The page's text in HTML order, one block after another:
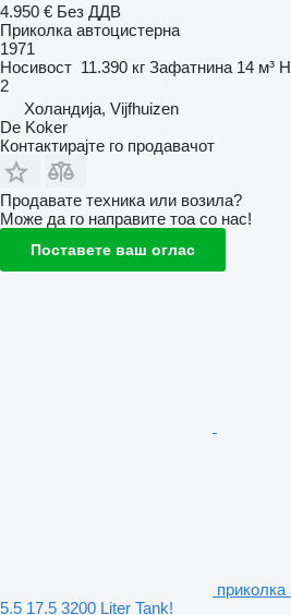
4.950 € Без ДДВ
Приколка автоцистерна
1971
Носивост 11.390 кг Зафатнина 14 м³
2
Холандија, Vijfhuizen
De Koker
Контактирајте го продавачот
Продавате техника или возила?
Може да го направите тоа со нас!
Поставете ваш оглас
5.5 17.5 3200 Liter Tank!